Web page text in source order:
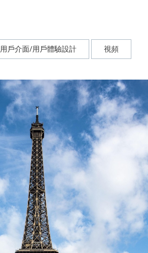
用戶介面/用戶體驗設計 視頻